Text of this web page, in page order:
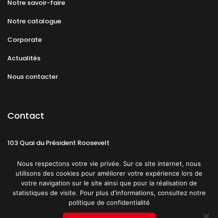
Notre savoir-faire
Notre catalogue
Corporate
Actualités
Nous contacter
Contact
103 Quai du Président Roosevelt
CGU Politique de confidentialité
Nous respectons votre vie privée. Sur ce site internet, nous
utilisons des cookies pour améliorer votre expérience lors de
votre navigation sur le site ainsi que pour la réalisation de
statistiques de visite. Pour plus d'informations, consultez notre
politique de confidentialité